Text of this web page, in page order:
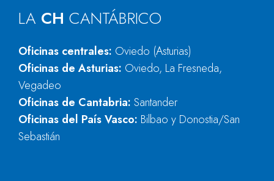
LA CH CANTÁBRICO
Oficinas centrales: Oviedo (Asturias)
Oficinas de Asturias: Oviedo, La Fresneda,
Vegadeo
Oficinas de Cantabria: Santander
Oficinas del País Vasco: Bilbao y Donostia/San
Sebastián